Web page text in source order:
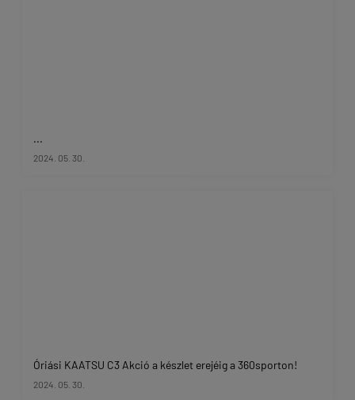
...
2024. 05. 30.
Óriási KAATSU C3 Akció a készlet erejéig a 360sporton!
2024. 05. 30.